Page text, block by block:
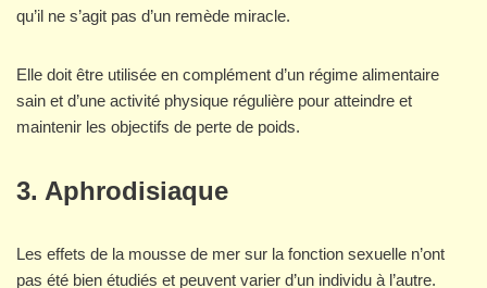
qu’il ne s’agit pas d’un remède miracle.
Elle doit être utilisée en complément d’un régime alimentaire
sain et d’une activité physique régulière pour atteindre et
maintenir les objectifs de perte de poids.
3. Aphrodisiaque
Les effets de la mousse de mer sur la fonction sexuelle n’ont
pas été bien étudiés et peuvent varier d’un individu à l’autre.